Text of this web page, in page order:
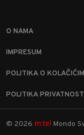
O NAMA
IMPRESUM
POLITIKA O
POLITIKA
© 2026 m:tel Mondo